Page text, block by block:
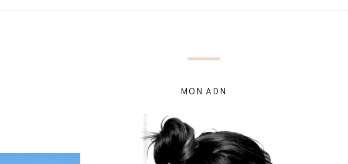
MON ADN